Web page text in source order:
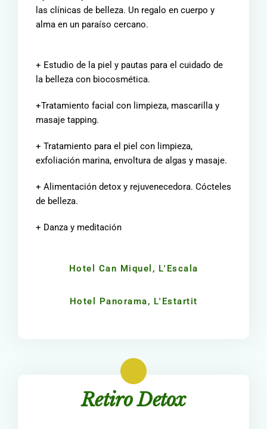
las clínicas de belleza. Un regalo en cuerpo y
alma en un paraíso cercano.
+ Estudio de la piel y pautas para el cuidado de
la belleza con biocosmética.
+Tratamiento facial con limpieza, mascarilla y
masaje tapping.
+ Tratamiento para el piel con limpieza,
exfoliación marina, envoltura de algas y masaje.
+ Alimentación detox y rejuvenecedora. Cócteles
de belleza.
+ Danza y meditación
Hotel Can Miquel, L'Escala
Hotel Panorama, L'Estartit
Retiro Detox